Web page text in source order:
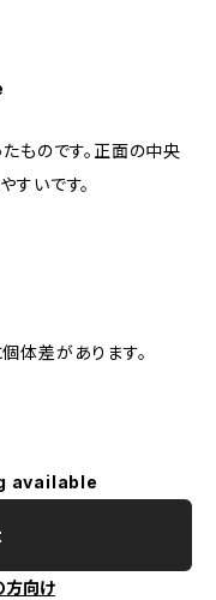
ものです。正面の中央
すいです。
体差があります。
available
方向け